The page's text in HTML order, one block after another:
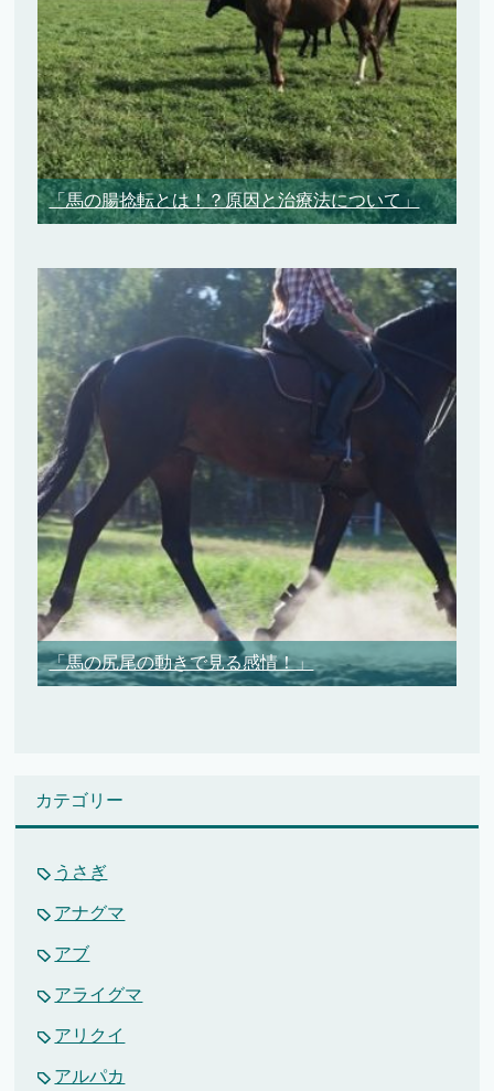
「馬の腸捻転とは！？原因と治療法について」
「馬の尻尾の動きで見る感情！」
カテゴリー
うさぎ
アナグマ
アブ
アライグマ
アリクイ
アルパカ